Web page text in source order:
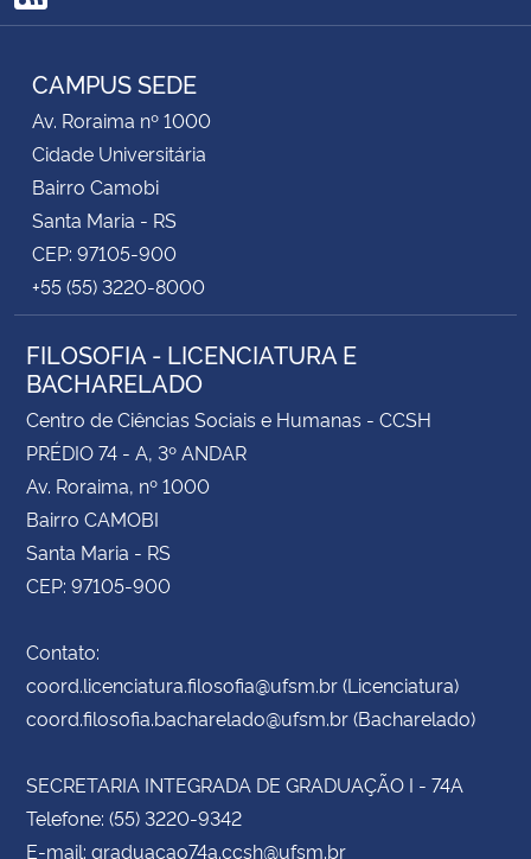
RSS
CAMPUS SEDE
Av. Roraima nº 1000
Cidade Universitária
Bairro Camobi
Santa Maria - RS
CEP: 97105-900
+55 (55) 3220-8000
FILOSOFIA - LICENCIATURA E
BACHARELADO
Centro de Ciências Sociais e Humanas - CCSH
PRÉDIO 74 - A, 3º ANDAR
Av. Roraima, nº 1000
Bairro CAMOBI
Santa Maria - RS
CEP: 97105-900
Contato:
coord.licenciatura.filosofia@ufsm.br (Licenciatura)
coord.filosofia.bacharelado@ufsm.br (Bacharelado)
SECRETARIA INTEGRADA DE GRADUAÇÃO I - 74A
Telefone: (55) 3220-9342
E-mail: graduacao74a.ccsh@ufsm.br